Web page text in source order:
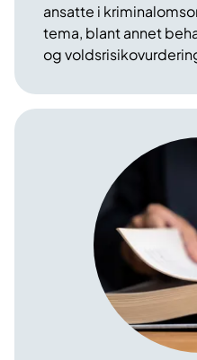
ansatte i
tema, blant annet
og